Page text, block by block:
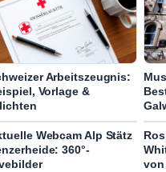
Arbeitszeugnis:
Vorlage &
Webcam Alp Stätz
360°-
von